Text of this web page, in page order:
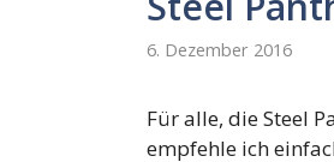
6. Dezember 2016
Für alle, die Steel
empfehle ich